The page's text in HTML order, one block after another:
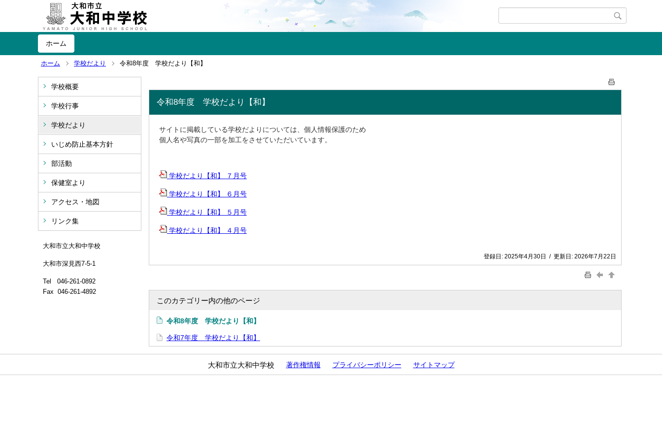
ホーム
ホーム 学校だより 令和8年度 学校だより【和】
学校概要
学校行事
学校だより
いじめ防止基本方針
部活動
保健室より
アクセス・地図
リンク集
大和市立大和中学校
大和市深見西7-5-1
Tel 046-261-0892
Fax 046-261-4892
令和8年度 学校だより【和】
サイトに掲載している学校だよりについては、個人情報保護のため
個人名や写真の一部を加工をさせていただいています。
学校だより【和】 ７月号
学校だより【和】 ６月号
学校だより【和】 ５月号
学校だより【和】 ４月号
登録日: 2025年4月30日 / 更新日: 2026年7月22日
このカテゴリー内の他のページ
令和8年度 学校だより【和】
令和7年度 学校だより【和】
大和市立大和中学校 著作権情報 プライバシーポリシー サイトマップ